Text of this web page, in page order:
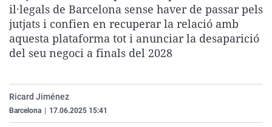
La rosa de los vientos
Gente viajera
Caso
Retornados
Extremadura
Galicia
Virales
Televisión
il·legals de Barcelona sense haver de passar pels
jutjats i confien en recuperar la relació amb
aquesta plataforma tot i anunciar la desaparició
del seu negoci a finals del 2028
Ricard Jiménez
Barcelona 17.06.2025 15:41